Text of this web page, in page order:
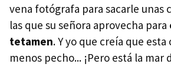
vena fotógrafa para sacarle unas
las que su señora aprovecha para
tetamen. Y yo que creía que
menos pecho... ¡Pero está la mar